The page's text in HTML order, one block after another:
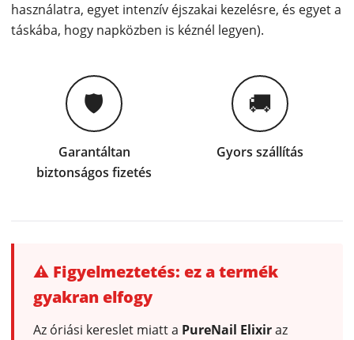
használatra, egyet intenzív éjszakai kezelésre, és egyet a
táskába, hogy napközben is kéznél legyen).
🛡
Garantáltan
biztonságos fizetés
🚚
Gyors szállítás
⚠ Figyelmeztetés: ez a termék
gyakran elfogy
Az óriási kereslet miatt a PureNail Elixiraz